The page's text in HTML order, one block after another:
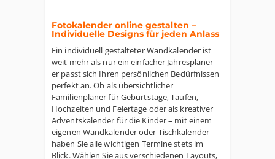
Fotokalender online gestalten –
Individuelle Designs für jeden Anlass
Ein individuell gestalteter Wandkalender ist
weit mehr als nur ein einfacher Jahresplaner –
er passt sich Ihren persönlichen Bedürfnissen
perfekt an. Ob als übersichtlicher
Familienplaner für Geburtstage, Taufen,
Hochzeiten und Feiertage oder als kreativer
Adventskalender für die Kinder – mit einem
eigenen Wandkalender oder Tischkalender
haben Sie alle wichtigen Termine stets im
Blick. Wählen Sie aus verschiedenen Layouts,